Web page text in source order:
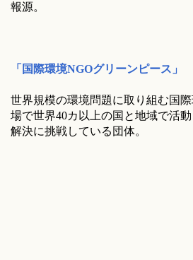
報源。
「国際環境NGOグリー​ンピース」
世界規模の環境問題に取り組む国
場で世界40カ以上の国と地域で活
解決に挑戦している団体。